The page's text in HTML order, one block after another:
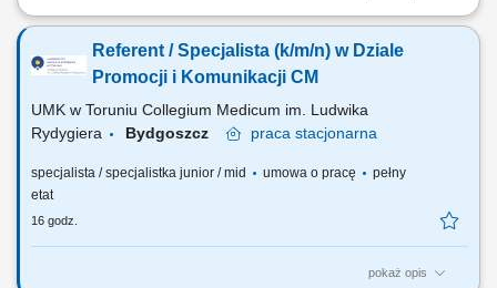
Opis stanowiska: Osoba zatrudniona na powyższym stanowisku będzie
ewidencji mienia. Zakres obowiązków: prowadzenie dokumentacji oraz
obsługa systemów inwentaryzacyjnych, udział w pracach komisji
Referent / Specjalista (k/m/n) w Dziale
Promocji i Komunikacji CM
UMK w Toruniu Collegium Medicum im. Ludwika
Rydygiera
Bydgoszcz praca stacjonarna
specjalista / specjalistka junior / mid umowa o pracę
pełny
etat
16 godz.
pokaż opis